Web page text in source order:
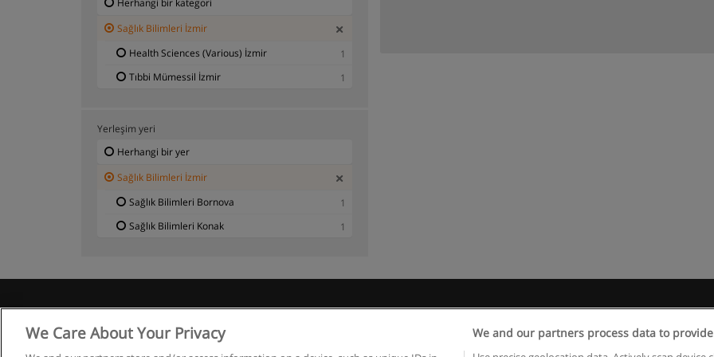
Herhangi bir kategori
Sağlık Bilimleri İzmir
Health Sciences (Various) İzmir
1
Tıbbi Mümessil İzmir
1
Yerleşim yeri
Herhangi bir yer
Sağlık Bilimleri İzmir
Sağlık Bilimleri Bornova
1
Sağlık Bilimleri Konak
1
We Care About Your Privacy We and our partners process data to